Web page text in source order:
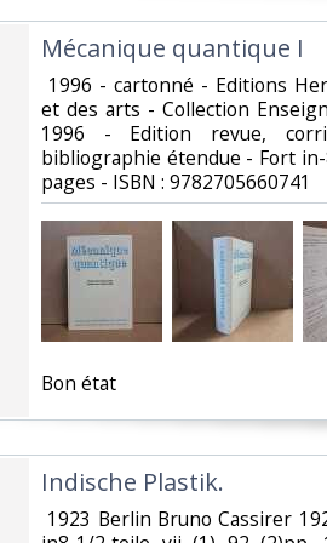
‎Mécanique quantique I‎
1996 - cartonné - Editions
et des arts - Collection
1996 - Edition revue,
bibliographie étendue - Fort
pages - ISBN : 9782705660741 ‎
‎Bon état ‎
‎Indische Plastik.‎
1923 Berlin Bruno Cassirer